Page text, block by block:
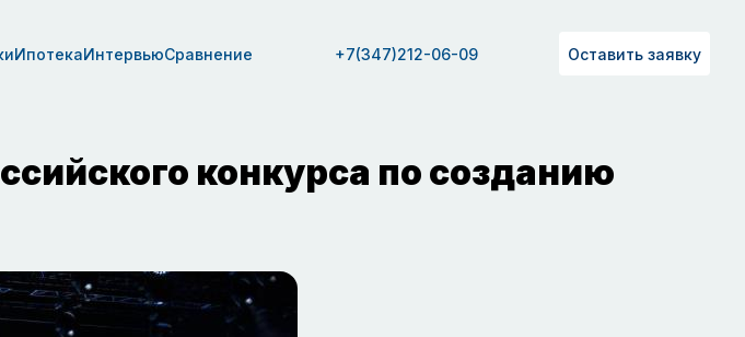
ИпотекаИнтервьюСравнение +7(347)212-06-09 Оставить заявку
конкурса по созданию